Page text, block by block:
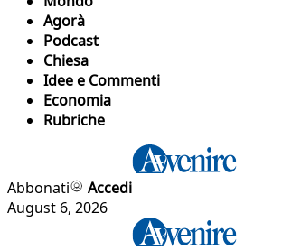
Agorà
Podcast
Chiesa
Idee e Commenti
Economia
Rubriche
Abbonati
Accedi
August 6, 2026